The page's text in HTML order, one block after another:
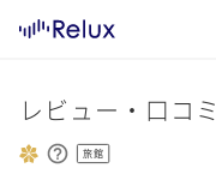
レビュー・口コミ
旅館